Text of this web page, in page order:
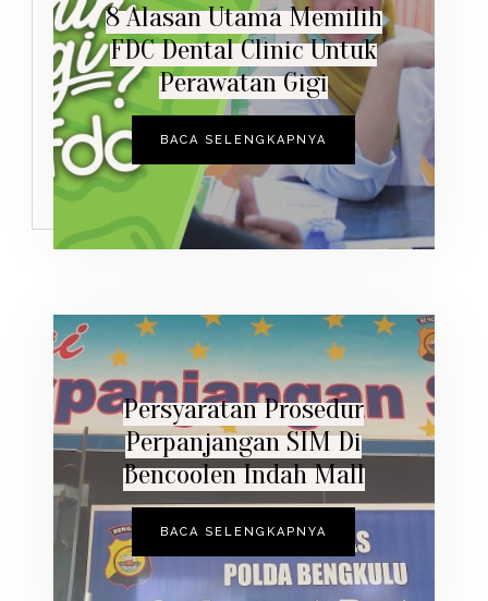
8 Alasan Utama Memilih
FDC Dental Clinic Untuk
Perawatan Gigi
BACA SELENGKAPNYA
Persyaratan Prosedur
Perpanjangan SIM Di
Bencoolen Indah Mall
BACA SELENGKAPNYA